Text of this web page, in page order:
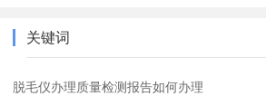
关键词
脱毛仪办理质量检测报告如何办理